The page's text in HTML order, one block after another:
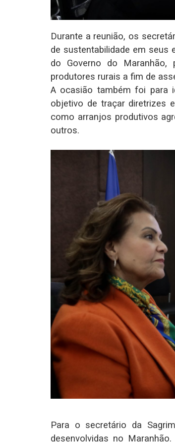
Durante a reunião, os
de sustentabilidade em seus
do Governo do
produtores rurais a fim de
A ocasião também foi para
objetivo de traçar diretrizes
como arranjos produtivos
outros.
Para o secretário da
desenvolvidas no